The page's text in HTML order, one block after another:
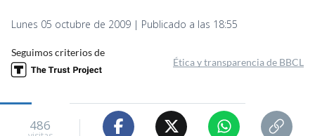
Lunes 05 octubre de 2009 | Publicado a las 18:55
Seguimos criterios de
Ética y transparencia de BBCL
486